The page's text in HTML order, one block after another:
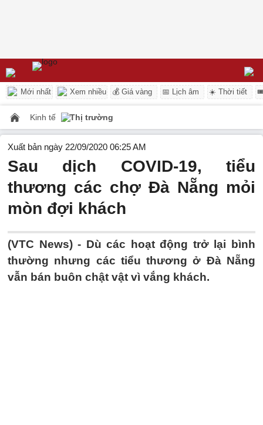
Mới nhất Xem nhiều 💰 Giá vàng 📅 Lịch âm ☀️ Thời tiết
Kinh tế Thị trường
Xuất bản ngày 22/09/2020 06:25 AM
Sau dịch COVID-19, tiểu
thương các chợ Đà Nẵng mỏi
mòn đợi khách
(VTC News) - Dù các hoạt động trở lại bình
thường nhưng các tiểu thương ở Đà Nẵng
vẫn bán buôn chật vật vì vắng khách.